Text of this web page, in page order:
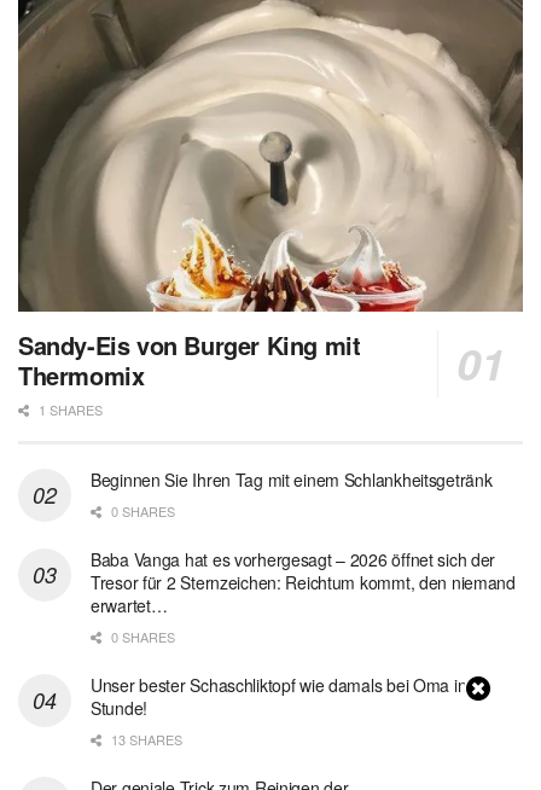
Sandy-Eis von Burger King mit
Thermomix
1 SHARES
Beginnen Sie Ihren Tag mit einem Schlankheitsgetränk
0 SHARES
Baba Vanga hat es vorhergesagt – 2026 öffnet sich der
Tresor für 2 Sternzeichen: Reichtum kommt, den niemand
erwartet…
0 SHARES
Unser bester Schaschliktopf wie damals bei Oma in 1
Stunde!
13 SHARES